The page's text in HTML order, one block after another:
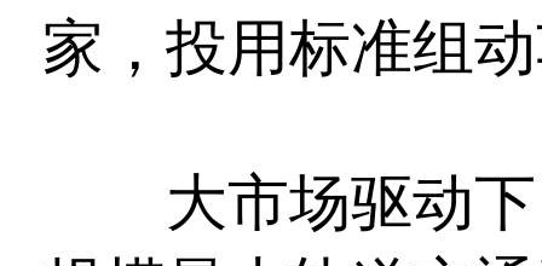
家，投用标准组
大市场驱动下